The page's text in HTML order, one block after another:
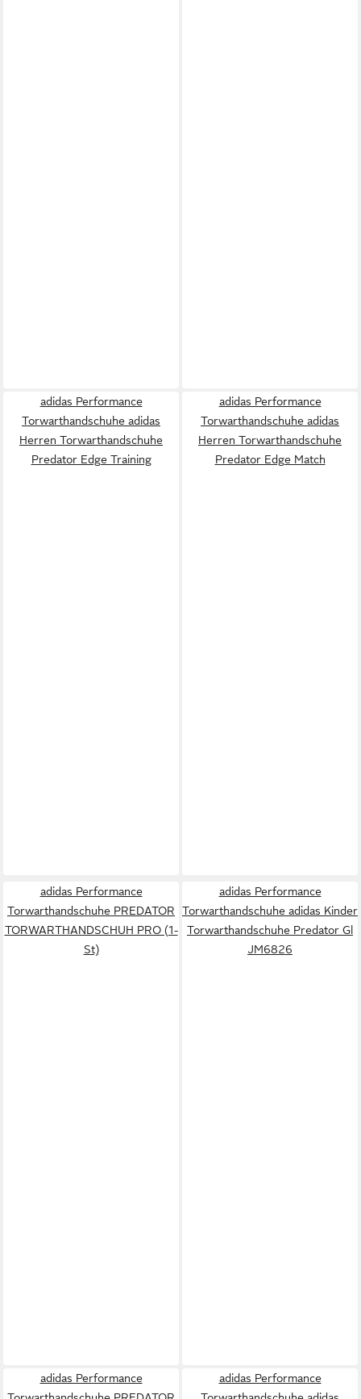
adidas Performance
Torwarthandschuhe adidas
Herren Torwarthandschuhe
Predator Edge Training
adidas Performance
Torwarthandschuhe adidas
Herren Torwarthandschuhe
Predator Edge Match
adidas Performance
Torwarthandschuhe PREDATOR
TORWARTHANDSCHUH PRO (1-
St)
adidas Performance
Torwarthandschuhe adidas Kinder
Torwarthandschuhe Predator Gl
JM6826
adidas Performance
adidas Performance